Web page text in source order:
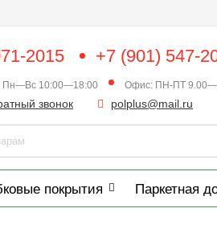
2015 +7 (901) 547-
Пн—Вс 10:00—18:00 Офис: ПН-ПТ
звонок polplus@mail.ru
покрытия Паркетная